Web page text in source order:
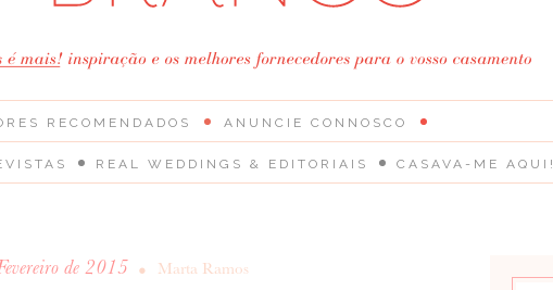
REAL WEDDINGS & EDITORIAIS CASAVA-ME AQUI!
RECOMENDADOS ANUNCIE CONNOSCO
de 2015 • Marta Ramos